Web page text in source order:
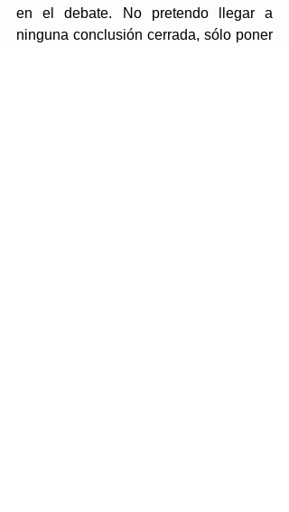
en el debate. No pretendo llegar a
ninguna conclusión cerrada, sólo poner